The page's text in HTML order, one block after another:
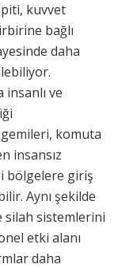
kuvvet
bağlı
daha
ve
komuta
insansız
bölgelere giriş
Aynı şekilde
silah sistemlerini
etki alanı
daha